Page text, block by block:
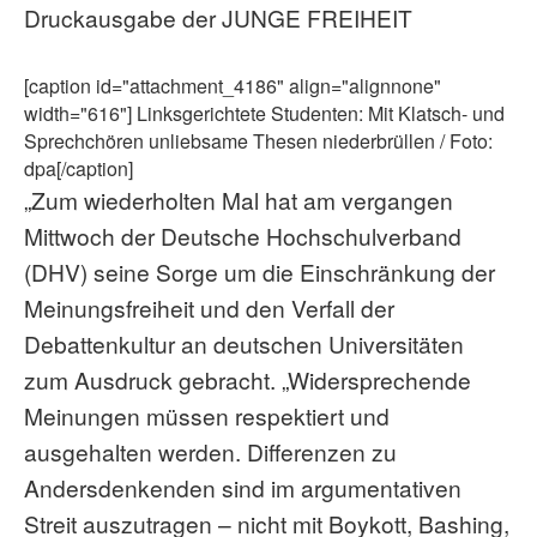
Druckausgabe der JUNGE FREIHEIT
[caption id="attachment_4186" align="alignnone"
width="616"] Linksgerichtete Studenten: Mit Klatsch- und
Sprechchören unliebsame Thesen niederbrüllen / Foto:
dpa[/caption]
„Zum wiederholten Mal hat am vergangen
Mittwoch der Deutsche Hochschulverband
(DHV) seine Sorge um die Einschränkung der
Meinungsfreiheit und den Verfall der
Debattenkultur an deutschen Universitäten
zum Ausdruck gebracht. „Widersprechende
Meinungen müssen respektiert und
ausgehalten werden. Differenzen zu
Andersdenkenden sind im argumentativen
Streit auszutragen – nicht mit Boykott, Bashing,